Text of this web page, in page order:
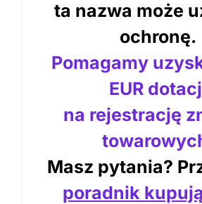
ta nazwa może
ochronę.
Pomagamy
EUR
na rejestrację
Masz pytania?
poradnik